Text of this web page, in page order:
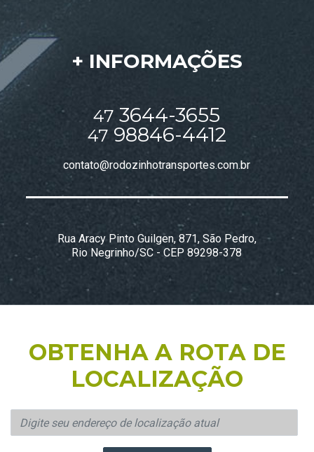
+ INFORMAÇÕES
47 3644-3655
47 98846-4412
contato@rodozinhotransportes.com.br
Rua Aracy Pinto Guilgen, 871, São Pedro,
Rio Negrinho/SC - CEP 89298-378
OBTENHA A ROTA DE
LOCALIZAÇÃO